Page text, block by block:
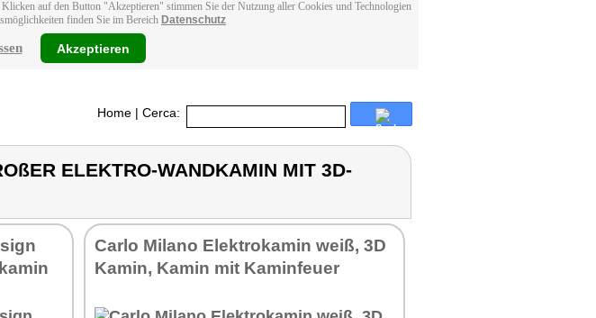
auf den Button "Akzeptieren" stimmen Sie der Nutzung aller Cookies und Technologien
finden Sie im Bereich Datenschutz
Akzeptieren
Home | Cerca:
ELEKTRO-WANDKAMIN MIT 3D-
Carlo Milano Elektrokamin weiß, 3D
Kamin, Kamin mit Kaminfeuer